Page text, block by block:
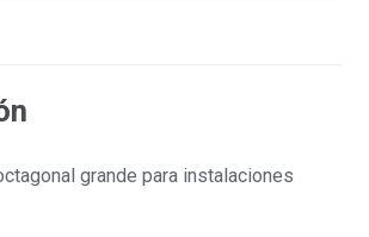
grande para instalaciones